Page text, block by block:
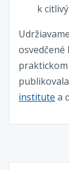
k
osvedčené
institute a